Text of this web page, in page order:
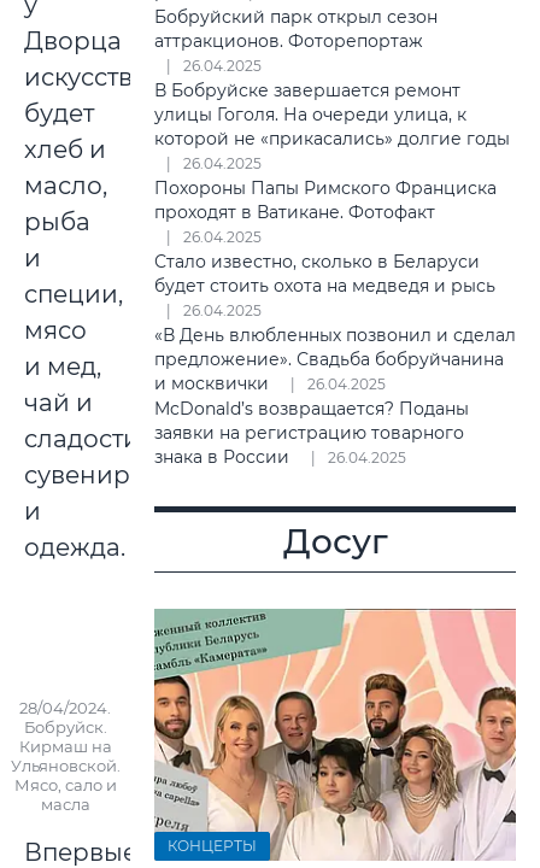
Дворца
искусств
будет
хлеб и
масло,
рыба
и
специи,
мясо
и мед,
чай и
сладости,
сувениры
и
одежда.
28/04/2024.
Бобруйск.
Кирмаш на
Ульяновской.
Мясо, сало и
масла
Впервые
Бобруйский парк открыл сезон
аттракционов. Фоторепортаж
26.04.2025
В Бобруйске завершается ремонт
улицы Гоголя. На очереди улица, к
которой не «прикасались» долгие годы
26.04.2025
Похороны Папы Римского Франциска
проходят в Ватикане. Фотофакт
26.04.2025
Стало известно, сколько в Беларуси
будет стоить охота на медведя и рысь
26.04.2025
«В День влюбленных позвонил и сделал
предложение». Свадьба бобруйчанина
и москвички
26.04.2025
McDonald’s возвращается? Поданы
заявки на регистрацию товарного
знака в России
26.04.2025
Досуг
КОНЦЕРТЫ